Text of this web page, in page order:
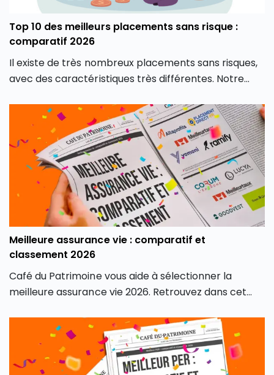
Top 10 des meilleurs placements sans risque :
comparatif 2026
Il existe de très nombreux placements sans risques,
avec des caractéristiques très différentes. Notre
sans risque le plus adapté à votre projet.
Meilleure assurance vie : comparatif et
classement 2026
Café du Patrimoine vous aide à sélectionner la
meilleure assurance vie 2026. Retrouvez dans cet
vie du marché, en fonction de différents critères, afin
de contenter tous les profils d’investisseurs.